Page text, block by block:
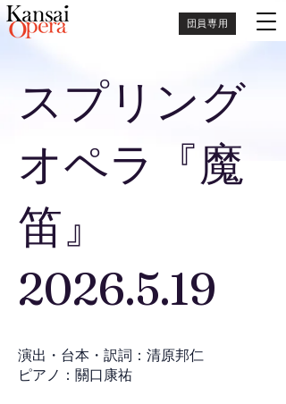
団員専用
スプリング
オペラ『魔
笛』
2026.5.19
演出・台本・訳詞：清原邦仁
ピアノ：關口康祐